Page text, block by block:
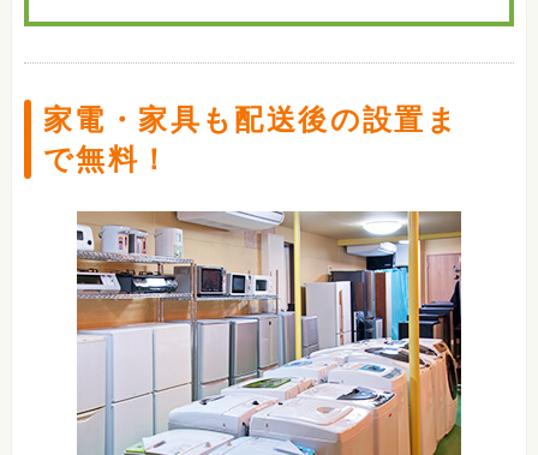
家電・家具も配送後の設置ま
で無料！